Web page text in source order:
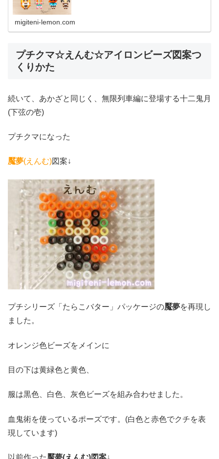
migiteni-lemon.com
プチクマ☆えんむ☆アイロンビーズ図案つ
くりかた
続いて、あかざと同じく、無限列車編に登場する十二鬼月
(下弦の壱)
プチクマになった
魘夢(えんむ)図案↓
プチシリーズ「たらこバター」パッケージの魘夢を再現し
ました。
オレンジ色ビーズをメインに
目の下は黄緑色と黄色、
服は黒色、白色、灰色ビーズを組み合わせました。
血鬼術を使っているポーズです。(白色と赤色でクチを表
現しています)